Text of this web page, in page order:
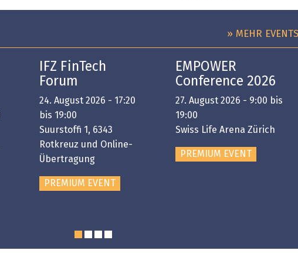
» MEHR
IFZ FinTech
Forum
24. August 2026 - 17:20
bis 19:00
Suurstoffi 1, 6343
Rotkreuz und Online-
Übertragung
PREMIUM EVENT
EMPOWER
Conference 2026
27. August 2026 - 9:00 bis
19:00
Swiss Life Arena Zürich
PREMIUM EVENT